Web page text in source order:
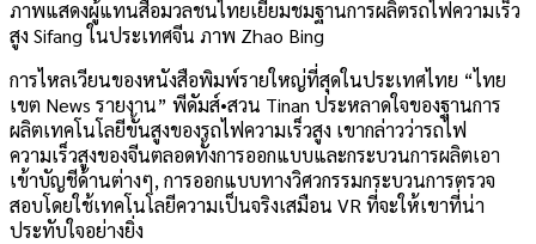
ภาพแสดงผู้แทนสื่อมวลชนไทยเยี่ยมชมฐานการผลิตรถไฟความเร็ว
สูง Sifang ในประเทศจีน ภาพ Zhao Bing
การไหลเวียนของหนังสือพิมพ์รายใหญ่ที่สุดในประเทศไทย “ไทย
เขต News รายงาน” พีดัมส์•สวน Tinan ประหลาดใจของฐานการ
ผลิตเทคโนโลยีขั้นสูงของรถไฟความเร็วสูง เขากล่าวว่ารถไฟ
ความเร็วสูงของจีนตลอดทั้งการออกแบบและกระบวนการผลิตเอา
เข้าบัญชีด้านต่างๆ, การออกแบบทางวิศวกรรมกระบวนการตรวจ
สอบโดยใช้เทคโนโลยีความเป็นจริงเสมือน VR ที่จะให้เขาที่น่า
ประทับใจอย่างยิ่ง